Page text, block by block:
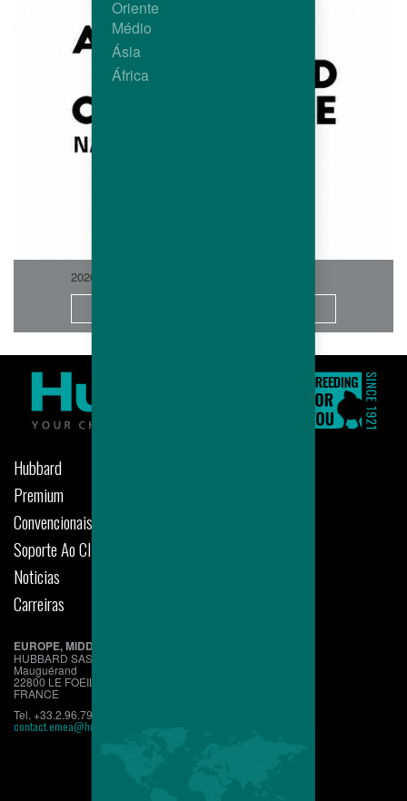
2026-06
Hubbard
Premium
Convencionais
Soporte Ao Cliente
Noticias
Carreiras
EUROPE, MIDDLE EAST, AFRICA
HUBBARD SAS
Mauguérand
22800 LE FOEIL - QUINTIN
FRANCE
Tel. +33.2.96.79.63.70
contact.emea@hubbardbreeders.com
Oriente
Médio
Ásia
África